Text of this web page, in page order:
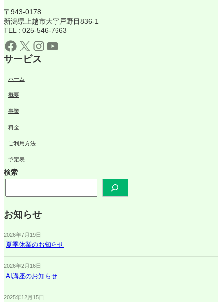
〒943-0178
新潟県上越市大字戸野目836-1
TEL : 025-546-7663
Facebook X Instagram YouTube
サービス
ホーム
概要
事業
料金
ご利用方法
予定表
検索
お知らせ
2026年7月19日
夏季休業のお知らせ
2026年2月16日
AI講座のお知らせ
2025年12月15日